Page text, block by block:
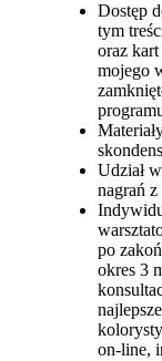
Dostęp
tym
oraz
mojego
Udział
nagrań
po
okres 3
on-line,